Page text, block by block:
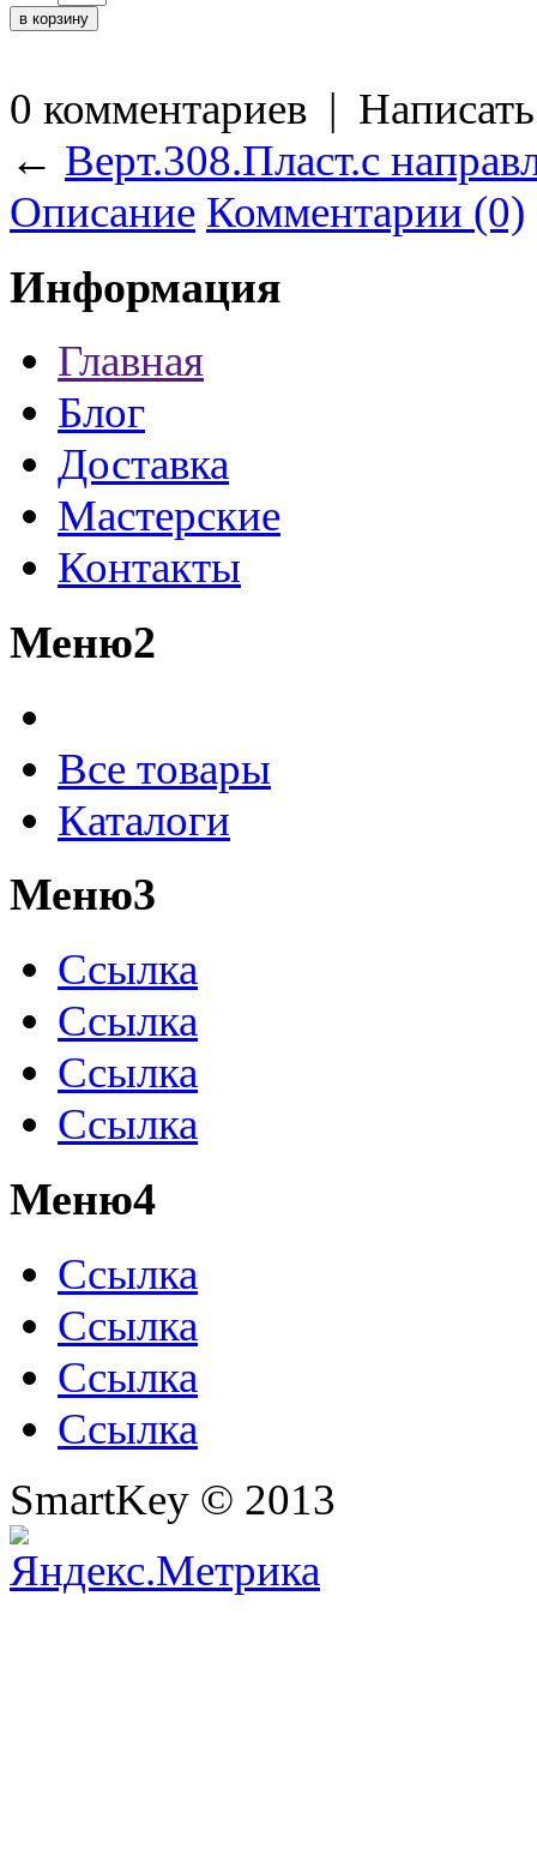
0 комментариев |
← Верт.308.Пласт.с
Описание Комментарии (0)
Информация
Главная
Блог
Доставка
Мастерские
Контакты
Меню2
Все товары
Каталоги
Меню3
Ссылка
Ссылка
Ссылка
Ссылка
Меню4
Ссылка
Ссылка
Ссылка
Ссылка
SmartKey © 2013